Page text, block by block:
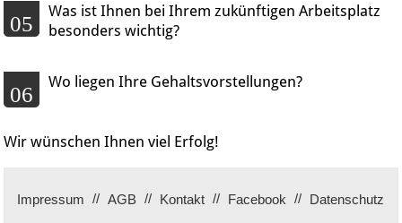
05
Was ist Ihnen bei Ihrem zukünftigen Arbeitsplatz
besonders wichtig?
06
Wo liegen Ihre Gehaltsvorstellungen?
Wir wünschen Ihnen viel Erfolg!
Impressum AGB Kontakt Facebook Datenschutz